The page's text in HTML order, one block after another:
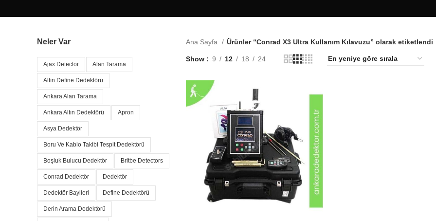
Neler Var
Ajax Detector Alan Tarama
Altın Define Dedektörü
Ankara Alan Tarama
Ankara Altın Dedektörü Apron
Asya Dedektör
Boru Ve Kablo Takibi Tespit Dedektörü
Boşluk Bulucu Dedektör Britbe Detectors
Conrad Dedektör Dedektör
Dedektör Bayileri Define Dedektörü
Derin Arama Dedektörü
Ana Sayfa Ürünler “Conrad X3 Ultra Kullanım Kılavuzu” olarak etiketlendi
Show 9 12 18 24